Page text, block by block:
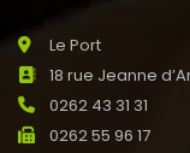
Le Port
18 rue Jeanne
0262 43 31 31
0262 55 96 17